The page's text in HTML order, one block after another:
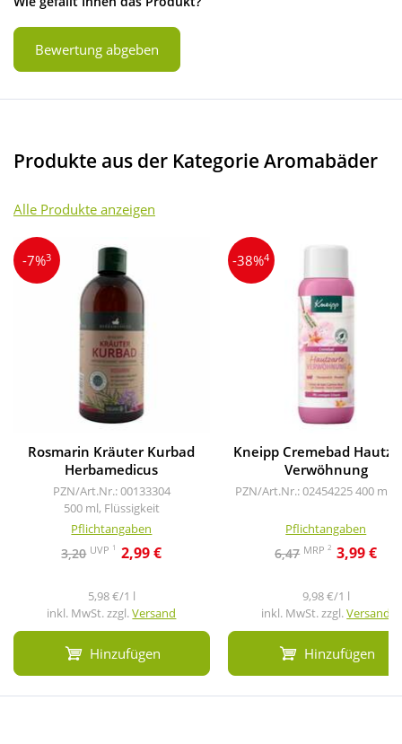
Bewertung abgeben
Produkte aus der Kategorie Aromabäder
Alle Produkte anzeigen
-7%3
Rosmarin Kräuter Kurbad
Herbamedicus
PZN/Art.Nr.: 00133304
500 ml, Flüssigkeit
Pflichtangaben
3,20 UVP 1 2,99 €
5,98 €/1 l
inkl. MwSt. zzgl.Versand
Hinzufügen
-38%4
Kneipp Cremebad
Verwöhnung
PZN/Art.Nr.: 02454225400 ml,
Pflichtangaben
6,47 MRP2 3,99 €
9,98 €/1 l
inkl. MwSt. zzgl.Versand
Hinzufügen